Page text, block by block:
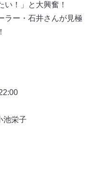
い！」と大興奮！
ラー・石井さんが見極
池栄子